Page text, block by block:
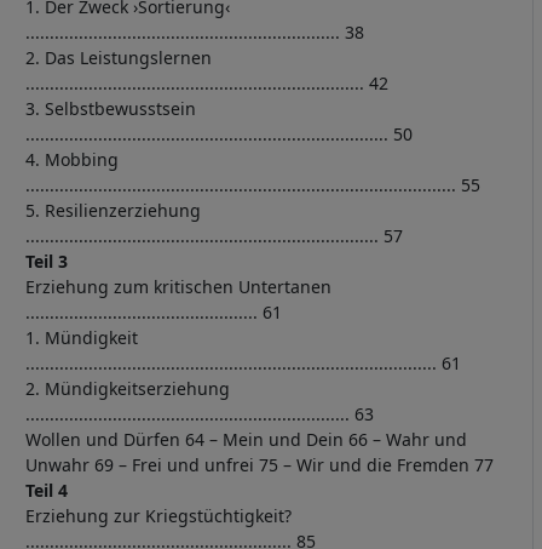
1. Der Zweck ›Sortierung‹
................................................................. 38
2. Das Leistungslernen
...................................................................... 42
3. Selbstbewusstsein
........................................................................... 50
4. Mobbing
......................................................................................... 55
5. Resilienzerziehung
......................................................................... 57
Teil 3
Erziehung zum kritischen Untertanen
................................................ 61
1. Mündigkeit
..................................................................................... 61
2. Mündigkeitserziehung
................................................................... 63
Wollen und Dürfen 64 – Mein und Dein 66 – Wahr und
Unwahr 69 – Frei und unfrei 75 – Wir und die Fremden 77
Teil 4
Erziehung zur Kriegstüchtigkeit?
....................................................... 85